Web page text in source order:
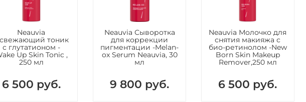
Совет
помады,
цвета.
Neauvia
тоник
с глутатионом -
Up Skin Tonic ,
250 мл
6 500 руб.
Neauvia Сыворотка
для коррекции
пигментации -Melan-
ox Serum Neauvia, 30
мл
9 800 руб.
Neauvia Молочко для
снятия макияжа с
био-ретинолом -New
Born Skin Makeup
Remover,250 мл
6 500 руб.